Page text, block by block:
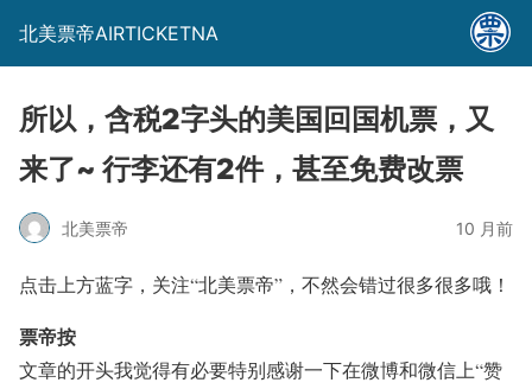
北美票帝AIRTICKETNA
所以，含税2字头的美国回国机票，又
来了~ 行李还有2件，甚至免费改票
北美票帝 10 月前
点击上方蓝字，关注“北美票帝” ，不然会错过很多很多哦！
票帝按
文章的开头我觉得有必要特别感谢一下在微博和微信上“赞